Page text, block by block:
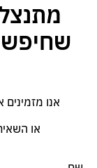
קוד משקל
קוד
נקה
אנו
או